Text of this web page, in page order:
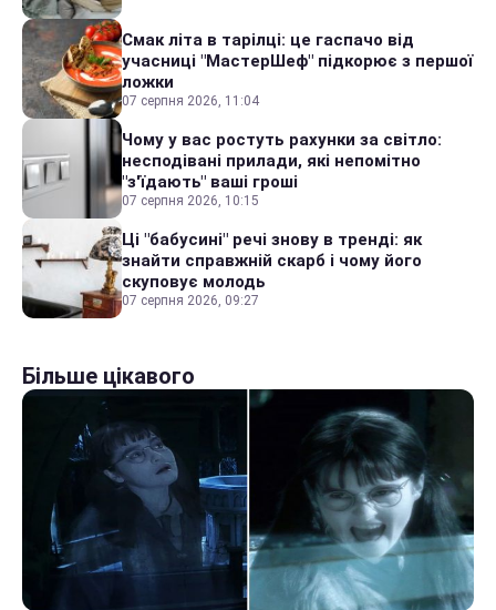
Смак літа в тарілці: це гаспачо від
учасниці "МастерШеф" підкорює з першої
ложки
07 серпня 2026, 11:04
Чому у вас ростуть рахунки за світло:
несподівані прилади, які непомітно
"з'їдають" ваші гроші
07 серпня 2026, 10:15
Ці "бабусині" речі знову в тренді: як
знайти справжній скарб і чому його
скуповує молодь
07 серпня 2026, 09:27
Більше цікавого